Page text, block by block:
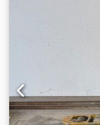
48 V
Batteriedetails: